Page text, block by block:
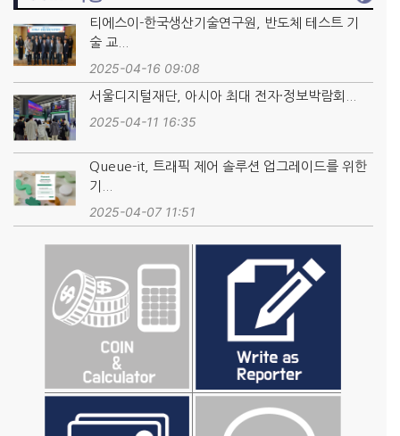
티에스이-한국생산기술연구원, 반도체 테스트 기
술 교...
2025-04-16 09:08
서울디지털재단, 아시아 최대 전자·정보박람회...
2025-04-11 16:35
Queue-it, 트래픽 제어 솔루션 업그레이드를 위한
기...
2025-04-07 11:51